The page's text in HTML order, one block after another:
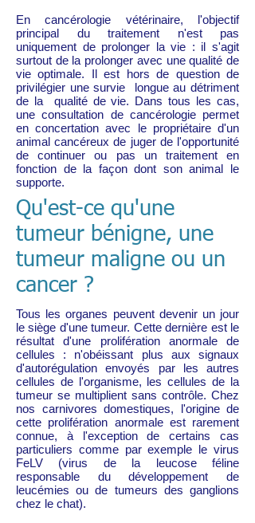
En cancérologie vétérinaire, l'objectif
principal du traitement n'est pas
uniquement de prolonger la vie : il s'agit
surtout de la prolonger avec une qualité de
vie optimale. Il est hors de question de
privilégier une survie longue au détriment
de la qualité de vie. Dans tous les cas,
une consultation de cancérologie permet
en concertation avec le propriétaire d'un
animal cancéreux de juger de l'opportunité
de continuer ou pas un traitement en
fonction de la façon dont son animal le
supporte.
Qu'est-ce qu'une
tumeur bénigne, une
tumeur maligne ou un
cancer ?
Tous les organes peuvent devenir un jour
le siège d'une tumeur. Cette dernière est le
résultat d'une prolifération anormale de
cellules : n'obéissant plus aux signaux
d'autorégulation envoyés par les autres
cellules de l'organisme, les cellules de la
tumeur se multiplient sans contrôle. Chez
nos carnivores domestiques, l'origine de
cette prolifération anormale est rarement
connue, à l'exception de certains cas
particuliers comme par exemple le virus
FeLV (virus de la leucose féline
responsable du développement de
leucémies ou de tumeurs des ganglions
chez le chat).